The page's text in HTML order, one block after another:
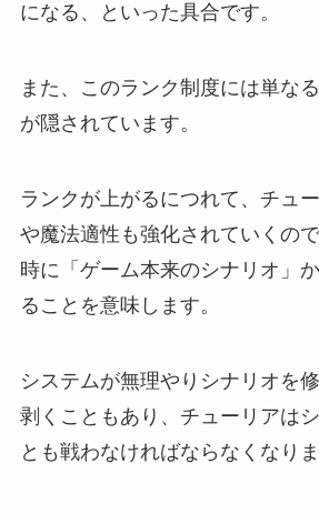
になる、といった具合です。
また、このランク制度には単な
が隠されています。
ランクが上がるにつれて、チュ
や魔法適性も強化されていくの
時に「ゲーム本来のシナリオ」
ることを意味します。
システムが無理やりシナリオを
剥くこともあり、チューリアは
とも戦わなければならなくなりま